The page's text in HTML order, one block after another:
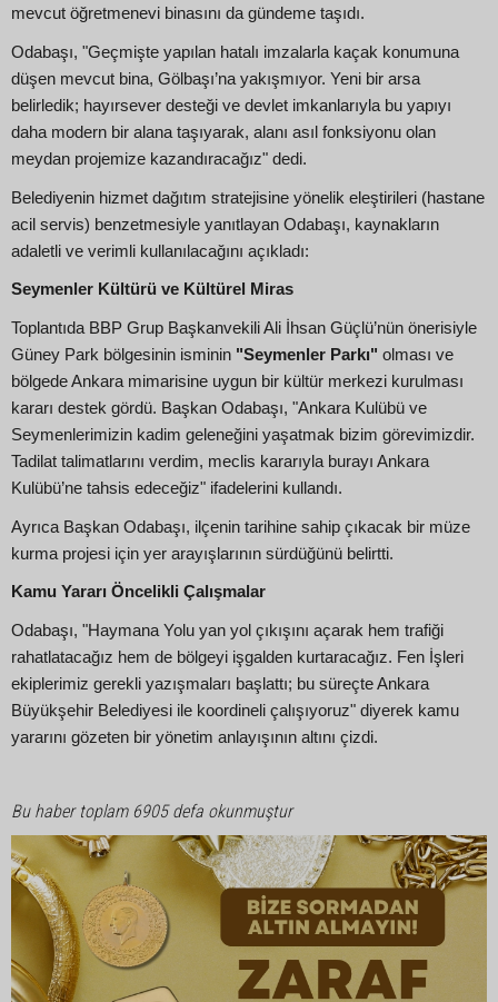
mevcut öğretmenevi binasını da gündeme taşıdı.
Odabaşı, "Geçmişte yapılan hatalı imzalarla kaçak konumuna
düşen mevcut bina, Gölbaşı’na yakışmıyor. Yeni bir arsa
belirledik; hayırsever desteği ve devlet imkanlarıyla bu yapıyı
daha modern bir alana taşıyarak, alanı asıl fonksiyonu olan
meydan projemize kazandıracağız" dedi.
Belediyenin hizmet dağıtım stratejisine yönelik eleştirileri (hastane
acil servis) benzetmesiyle yanıtlayan Odabaşı, kaynakların
adaletli ve verimli kullanılacağını açıkladı:
Seymenler Kültürü ve Kültürel Miras
Toplantıda BBP Grup Başkanvekili Ali İhsan Güçlü’nün önerisiyle
Güney Park bölgesinin isminin "Seymenler Parkı" olması ve
bölgede Ankara mimarisine uygun bir kültür merkezi kurulması
kararı destek gördü. Başkan Odabaşı, "Ankara Kulübü ve
Seymenlerimizin kadim geleneğini yaşatmak bizim görevimizdir.
Tadilat talimatlarını verdim, meclis kararıyla burayı Ankara
Kulübü’ne tahsis edeceğiz" ifadelerini kullandı.
Ayrıca Başkan Odabaşı, ilçenin tarihine sahip çıkacak bir müze
kurma projesi için yer arayışlarının sürdüğünü belirtti.
Kamu Yararı Öncelikli Çalışmalar
Odabaşı, "Haymana Yolu yan yol çıkışını açarak hem trafiği
rahatlatacağız hem de bölgeyi işgalden kurtaracağız. Fen İşleri
ekiplerimiz gerekli yazışmaları başlattı; bu süreçte Ankara
Büyükşehir Belediyesi ile koordineli çalışıyoruz" diyerek kamu
yararını gözeten bir yönetim anlayışının altını çizdi.
Bu haber toplam 6905 defa okunmuştur